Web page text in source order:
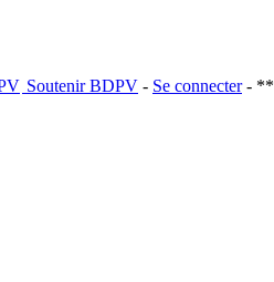
Soutenir BDPV - Se connecter- **